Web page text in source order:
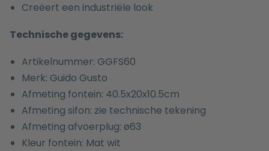
Creëert een industriële look
Technische gegevens:
Artikelnummer: GGFS60
Merk: Guido Gusto
Afmeting fontein: 40.5x20x10.5cm
Afmeting sifon: zie technische tekening
Afmeting afvoerplug: ø63
Kleur fontein: Mat wit